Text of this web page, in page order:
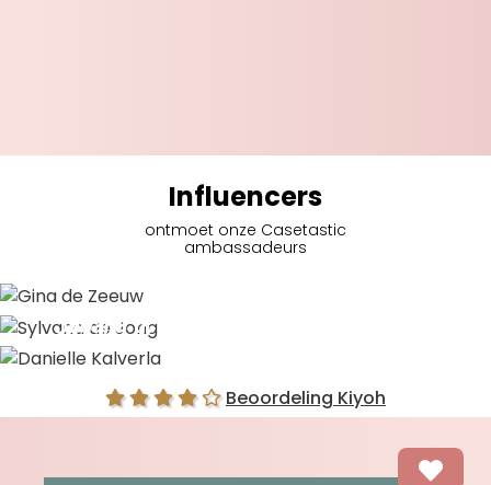
Influencers
ontmoet onze Casetastic
ambassadeurs
Sylvana de Jong
Beoordeling Kiyoh